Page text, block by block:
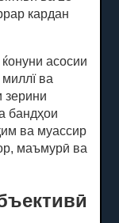
кардан
асосии
ва
зерини
бандҳои
ва муассир
маъмурӣ ва